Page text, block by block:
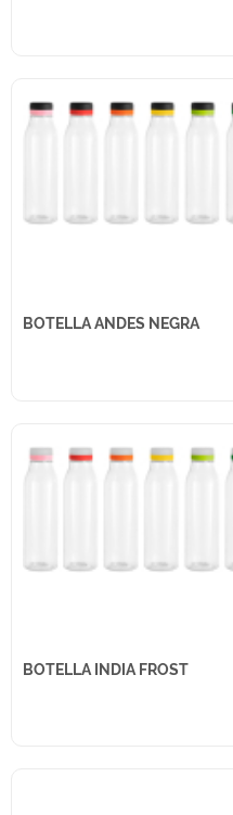
BOTELLA ANDES NEGRA
BOTELLA INDIA FROST